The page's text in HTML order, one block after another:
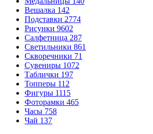
Вешалка 142
Подставки 2774
Рисунки 9602
Салфетница 287
Светильники 861
Скворечники 71
Сувениры 1072
Таблички 197
Топперы 112
Фигуры 1115
Фоторамки 465
Часы 758
Чай 137